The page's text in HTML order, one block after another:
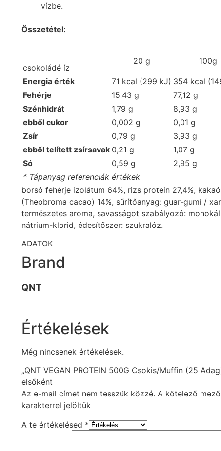
vízbe.
Összetétel:
csokoládé íz
20 g 100g
Energia érték 71 kcal (299 kJ) 354 kcal
Fehérje
15,43 g
77,12 g
Szénhidrát
1,79 g
8,93 g
ebből cukor
0,002 g
0,01 g
Zsír
0,79 g
3,93 g
ebből telített zsírsavak 0,21 g
1,07 g
Só
0,59 g
2,95 g
* Tápanyag referenciák értékek
borsó fehérje izolátum 64%, rizs protein 27,4%,
(Theobroma cacao) 14%, sűrítőanyag: guar-gumi /
természetes aroma, savasságot szabályozó:
nátrium-klorid, édesítőszer: szukralóz.
ADATOK
Brand
QNT
Értékelések
Még nincsenek értékelések.
„QNT VEGAN PROTEIN 500G Csokis/Muffin (25
elsőként
Az e-mail címet nem tesszük közzé. A kötelező
karakterrel jelöltük
A te értékelésed *